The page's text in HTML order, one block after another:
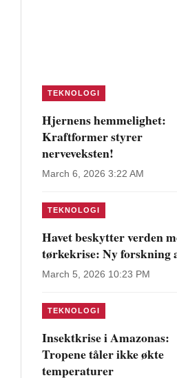
TEKNOLOGI
Hjernens hemmelighet:
Kraftformer styrer
nerveveksten!
March 6, 2026 3:22 AM
TEKNOLOGI
Havet beskytter verden
tørkekrise: Ny forskning
March 5, 2026 10:23 PM
TEKNOLOGI
Insektkrise i Amazonas:
Tropene tåler ikke økte
temperaturer